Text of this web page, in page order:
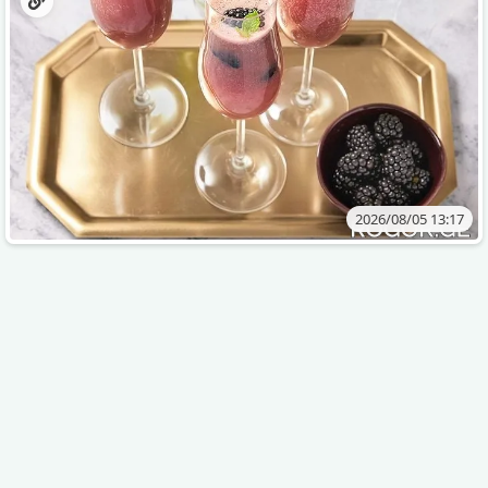
2026/08/05 13:17